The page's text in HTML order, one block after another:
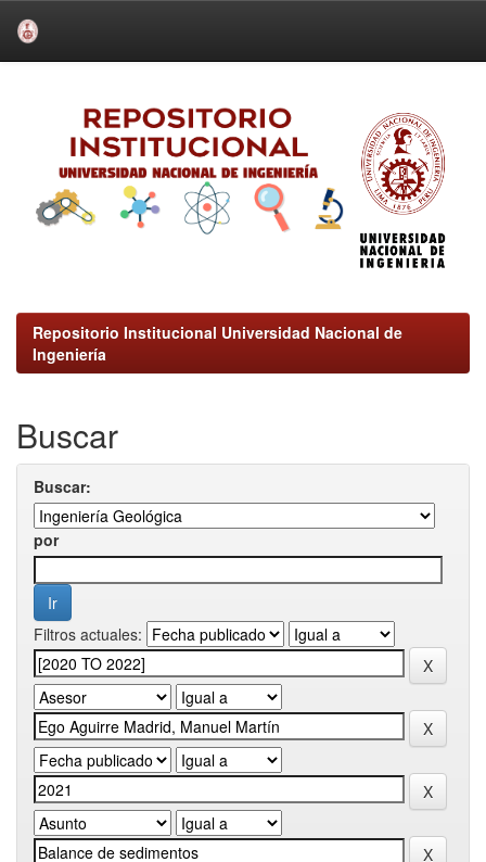
Repositorio Institucional Universidad Nacional de
Ingeniería
Buscar
Buscar:
por
Filtros actuales: